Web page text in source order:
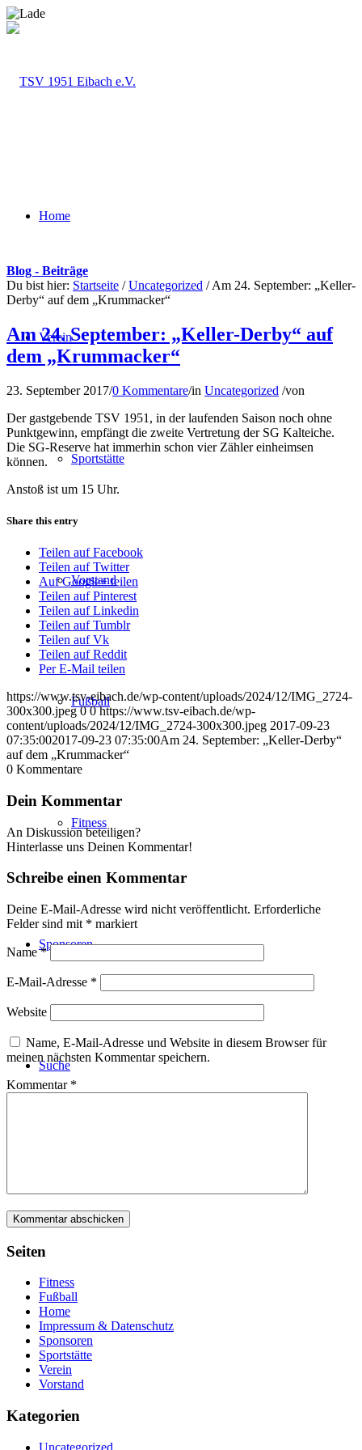
Home
Verein
Sportstätte
Vorstand
Fußball
Fitness
Sponsoren
Suche
Blog - Beiträge
Du bist hier: Startseite / Uncategorized / Am 24. September: „Keller-
Derby“ auf dem „Krummacker“
Am 24. September: „Keller-Derby“ auf
dem „Krummacker“
23. September 2017/0 Kommentare/in Uncategorized /von
Der gastgebende TSV 1951, in der laufenden Saison noch ohne
Punktgewinn, empfängt die zweite Vertretung der SG Kalteiche.
Die SG-Reserve hat immerhin schon vier Zähler einheimsen
können.
Anstoß ist um 15 Uhr.
Share this entry
Teilen auf Facebook
Teilen auf Twitter
Auf Google+ teilen
Teilen auf Pinterest
Teilen auf Linkedin
Teilen auf Tumblr
Teilen auf Vk
Teilen auf Reddit
Per E-Mail teilen
https://www.tsv-eibach.de/wp-content/uploads/2024/12/IMG_2724-
300x300.jpeg 0 0 https://www.tsv-eibach.de/wp-
content/uploads/2024/12/IMG_2724-300x300.jpeg 2017-09-23
07:35:002017-09-23 07:35:00Am 24. September: „Keller-Derby“
auf dem „Krummacker“
0 Kommentare
Dein Kommentar
An Diskussion beteiligen?
Hinterlasse uns Deinen Kommentar!
Schreibe einen Kommentar
Deine E-Mail-Adresse wird nicht veröffentlicht. Erforderliche
Felder sind mit * markiert
Name*
E-Mail-Adresse *
Website
Name, E-Mail-Adresse und Website in diesem Browser für
meinen nächsten Kommentar speichern.
Kommentar *
Seiten
Fitness
Fußball
Home
Impressum & Datenschutz
Sponsoren
Sportstätte
Verein
Vorstand
Kategorien
Uncategorized